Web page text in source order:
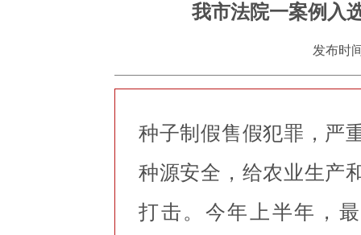
我市法院一案例入
发布时
种子制假售假犯罪，严
种源安全，给农业生产
打击。今年上半年，